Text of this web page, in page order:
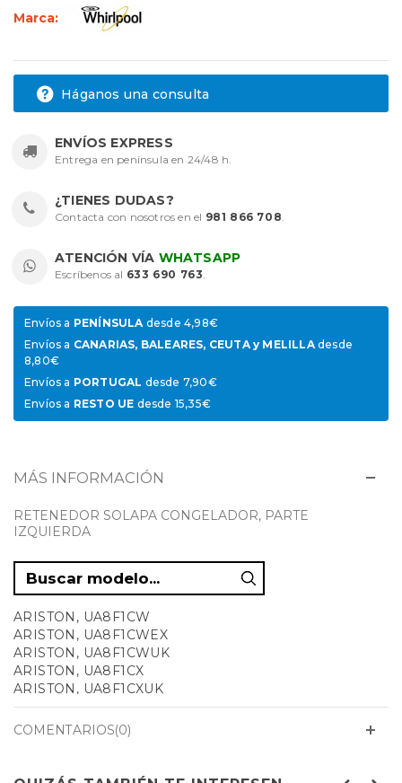
Marca:
Háganos una consulta
ENVÍOS EXPRESS
Entrega en península en 24/48 h.
¿TIENES DUDAS?
Contacta con nosotros en el 981 866 708
ATENCIÓN VÍA WHATSAPP
Escríbenos al 633 690 763
Envíos a PENÍNSULA desde 4,98€
Envíos a CANARIAS, BALEARES, CEUTA y MELILLAdesde
8,80€
Envíos a PORTUGAL desde 7,90€
Envíos a RESTO UE desde 15,35€
MÁS INFORMACIÓN
RETENEDOR SOLAPA CONGELADOR, PARTE
IZQUIERDA
ARISTON, UA8F1CW
ARISTON, UA8F1CWEX
ARISTON, UA8F1CWUK
ARISTON, UA8F1CX
ARISTON, UA8F1CXUK
ARISTON, UA8F1DXAG
ARISTON, UA8F2DXIEX
ARISTON, UA8F2DXISA
BAUKNECHT, 859990963140 GKN 17G4 A2+ WS
COMENTARIOS(0)